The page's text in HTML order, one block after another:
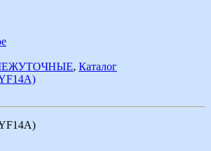
, Каталог